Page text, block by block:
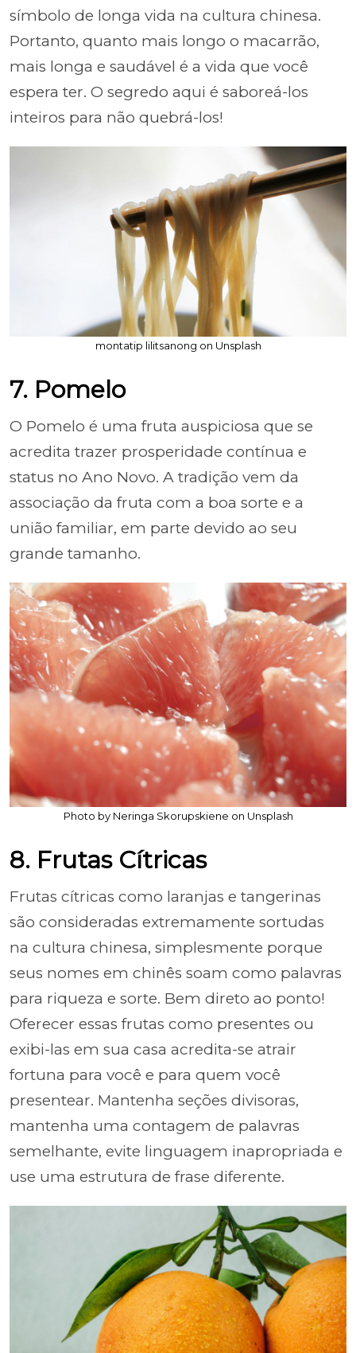
símbolo de longa vida na cultura chinesa.
Portanto, quanto mais longo o macarrão,
mais longa e saudável é a vida que você
espera ter. O segredo aqui é saboreá-los
inteiros para não quebrá-los!
montatip lilitsanong on Unsplash
7. Pomelo
O Pomelo é uma fruta auspiciosa que se
acredita trazer prosperidade contínua e
status no Ano Novo. A tradição vem da
associação da fruta com a boa sorte e a
união familiar, em parte devido ao seu
grande tamanho.
Photo by Neringa Skorupskiene on Unsplash
8. Frutas Cítricas
Frutas cítricas como laranjas e tangerinas
são consideradas extremamente sortudas
na cultura chinesa, simplesmente porque
seus nomes em chinês soam como palavras
para riqueza e sorte. Bem direto ao ponto!
Oferecer essas frutas como presentes ou
exibi-las em sua casa acredita-se atrair
fortuna para você e para quem você
presentear. Mantenha seções divisoras,
mantenha uma contagem de palavras
semelhante, evite linguagem inapropriada e
use uma estrutura de frase diferente.